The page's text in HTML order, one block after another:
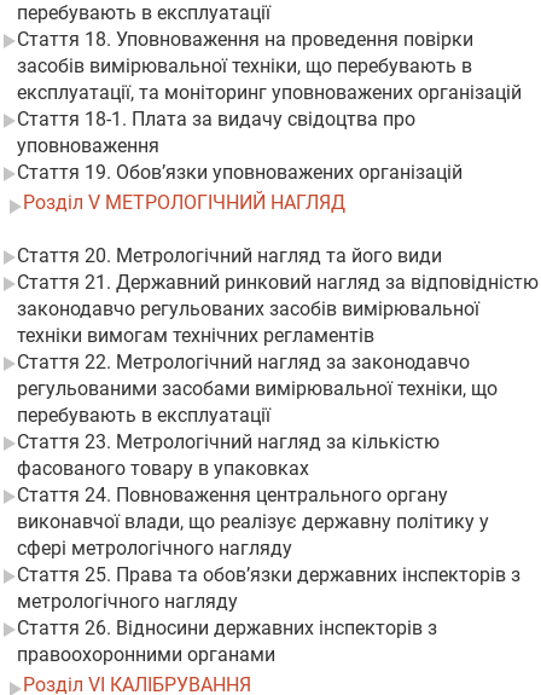
перебувають в експлуатації
Стаття 18. Уповноваження на проведення повірки
засобів вимірювальної техніки, що перебувають в
експлуатації, та моніторинг уповноважених організацій
Стаття 18-1. Плата за видачу свідоцтва про
уповноваження
Стаття 19. Обов’язки уповноважених організацій
Розділ V МЕТРОЛОГІЧНИЙ НАГЛЯД
Стаття 20. Метрологічний нагляд та його види
Стаття 21. Державний ринковий нагляд за відповідністю
законодавчо регульованих засобів вимірювальної
техніки вимогам технічних регламентів
Стаття 22. Метрологічний нагляд за законодавчо
регульованими засобами вимірювальної техніки, що
перебувають в експлуатації
Стаття 23. Метрологічний нагляд за кількістю
фасованого товару в упаковках
Стаття 24. Повноваження центрального органу
виконавчої влади, що реалізує державну політику у
сфері метрологічного нагляду
Стаття 25. Права та обов’язки державних інспекторів з
метрологічного нагляду
Стаття 26. Відносини державних інспекторів з
правоохоронними органами
Розділ VI КАЛІБРУВАННЯ